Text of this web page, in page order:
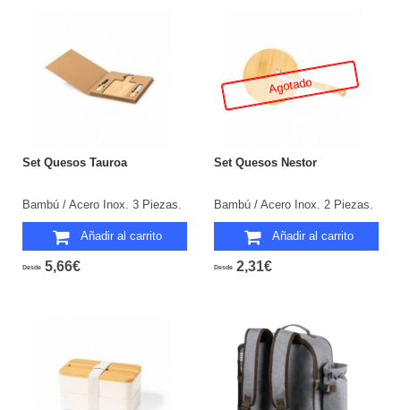
Set Quesos Tauroa
Bambú / Acero Inox. 3 Piezas.
Añadir al carrito
Desde 5,66€
Agotado
Set Quesos Nestor
Bambú / Acero Inox. 2 Piezas.
Añadir al carrito
Desde 2,31€